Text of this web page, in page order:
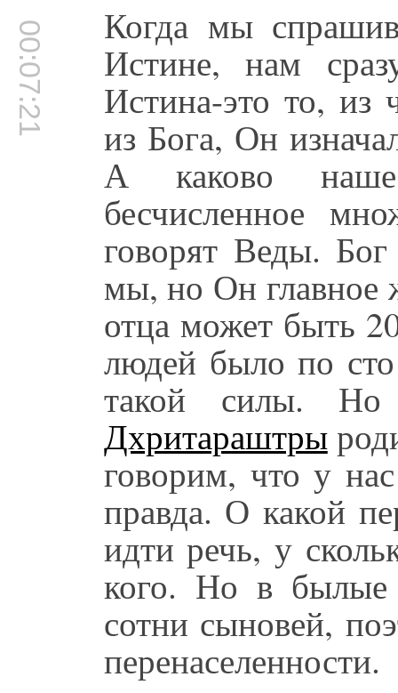
00:07:21 Когда мы
Истине, нам
Истина-это то, из
из Бога, Он
А каково наше
бесчисленное
говорят Веды.
мы, но Он главное
отца может быть
людей было по
такой силы.
Дхритараштры
говорим, что у
правда. О какой
идти речь, у
кого. Но в былые
сотни сыновей,
перенаселенности.